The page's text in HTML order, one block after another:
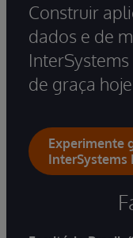
Construir
dados e de
de graça hoje.
Experimente
InterSystems